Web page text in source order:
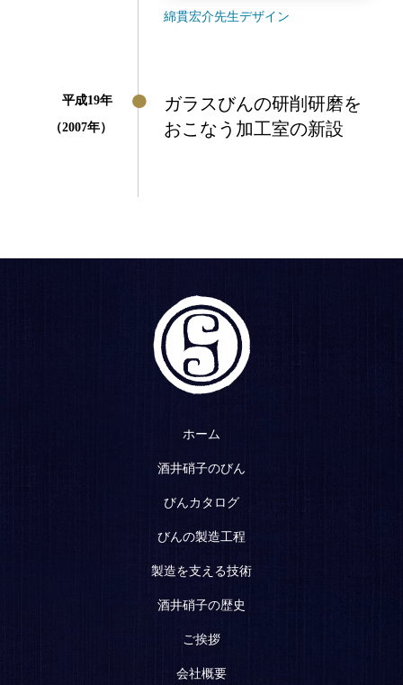
綿貫宏介先生デザイン
平成19年
（2007年）
ガラスびんの研削研磨を
おこなう加工室の新設
ホーム
酒井硝子のびん
びんカタログ
びんの製造工程
製造を支える技術
酒井硝子の歴史
ご挨拶
会社概要